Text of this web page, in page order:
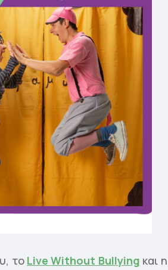
το Live Without Bullying και η